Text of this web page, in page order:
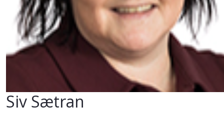
Siv Sætran